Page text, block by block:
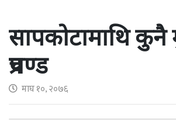
सापकोटामाथि कुनै
प्रचण्ड
माघ १०, २०७६